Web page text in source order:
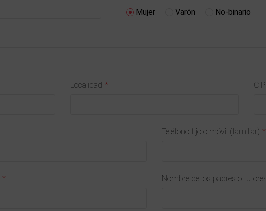
Mujer Varón No-binario
Localidad C.P.
Teléfono fijo o móvil (familiar)
Nombre de los padres o